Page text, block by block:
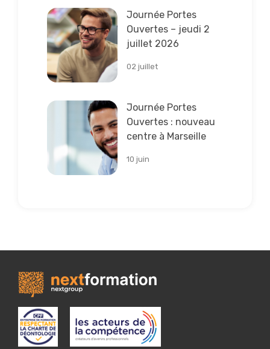
Journée Portes
Ouvertes – jeudi 2
juillet 2026
02 juillet
Lire la suite
Journée Portes
Ouvertes : nouveau
centre à Marseille
10 juin
Lire la suite